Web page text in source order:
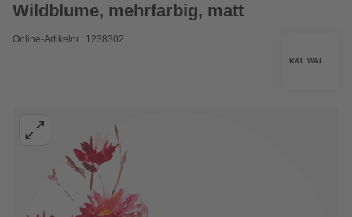
Wildblume, mehrfarbig, matt
Online-Artikelnr.: 1238302